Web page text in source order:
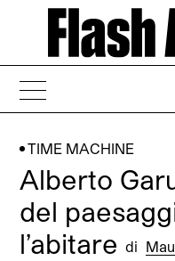
TIME MACHINE
Alberto
del
l’abitaredi